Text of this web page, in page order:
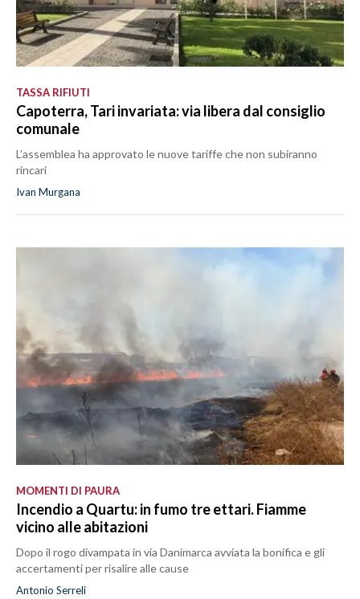
TASSA RIFIUTI
Capoterra, Tari invariata: via libera dal consiglio
comunale
L’assemblea ha approvato le nuove tariffe che non subiranno
rincari
Ivan Murgana
MOMENTI DI PAURA
Incendio a Quartu: in fumo tre ettari. Fiamme
vicino alle abitazioni
Dopo il rogo divampata in via Danimarca avviata la bonifica e gli
accertamenti per risalire alle cause
Antonio Serreli